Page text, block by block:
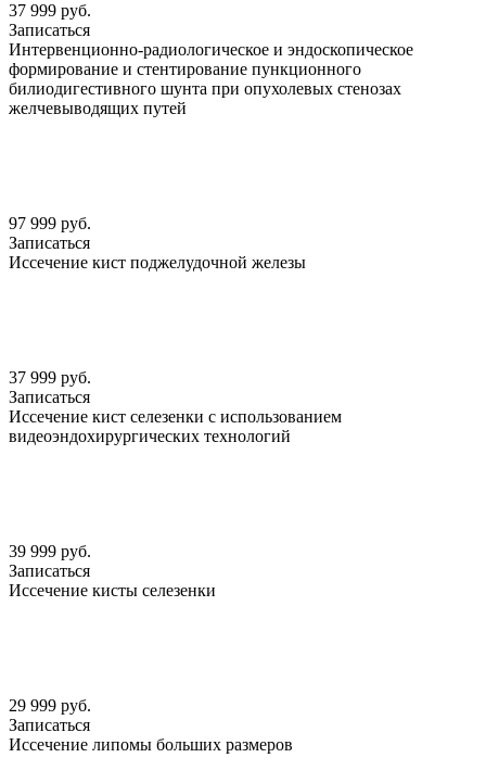
37 999 руб.
Записаться
Интервенционно-радиологическое и эндоскопическое
формирование и стентирование пункционного
билиодигестивного шунта при опухолевых стенозах
желчевыводящих путей
97 999 руб.
Записаться
Иссечение кист поджелудочной железы
37 999 руб.
Записаться
Иссечение кист селезенки с использованием
видеоэндохирургических технологий
39 999 руб.
Записаться
Иссечение кисты селезенки
29 999 руб.
Записаться
Иссечение липомы больших размеров